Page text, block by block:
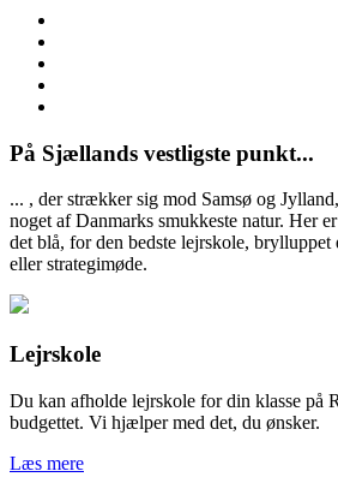
På Sjællands vestligste punkt...
... , der strækker sig mod Samsø og
noget af Danmarks smukkeste natur. Her
det blå, for den bedste lejrskole,
eller strategimøde.
Lejrskole
Du kan afholde lejrskole for din klasse på
budgettet. Vi hjælper med det, du ønsker.
Læs mere